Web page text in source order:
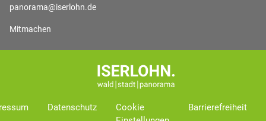
panorama@iserlohn.de
Mitmachen
Datenschutz
Cookie
Barrierefreiheit